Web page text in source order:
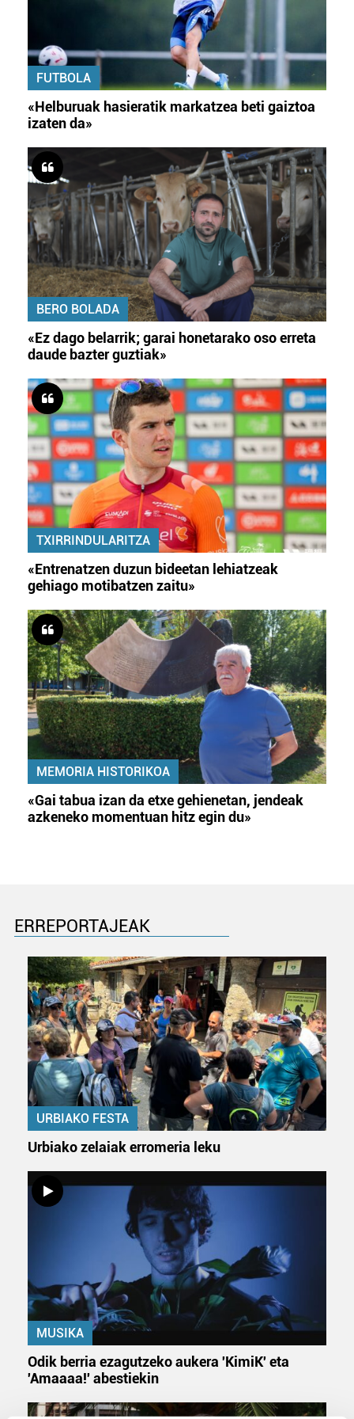
FUTBOLA
«Helburuak hasieratik markatzea beti gaiztoa
izaten da»
BERO BOLADA
«Ez dago belarrik; garai honetarako oso erreta
daude bazter guztiak»
TXIRRINDULARITZA
«Entrenatzen duzun bideetan lehiatzeak
gehiago motibatzen zaitu»
MEMORIA HISTORIKOA
«Gai tabua izan da etxe gehienetan, jendeak
azkeneko momentuan hitz egin du»
ERREPORTAJEAK
URBIAKO FESTA
Urbiako zelaiak erromeria leku
MUSIKA
Odik berria ezagutzeko aukera 'KimiK' eta
'Amaaaa!' abestiekin